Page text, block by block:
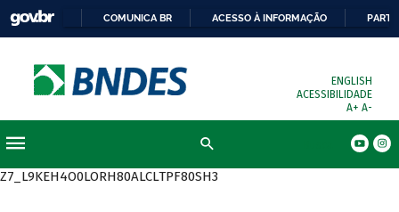
COMUNICA BR ACESSO À INFORMAÇÃO
ENGLISH
ACESSIBILIDADE
A+ A-
Z7_L9KEH4O0LORH80ALCLTPF80SH3